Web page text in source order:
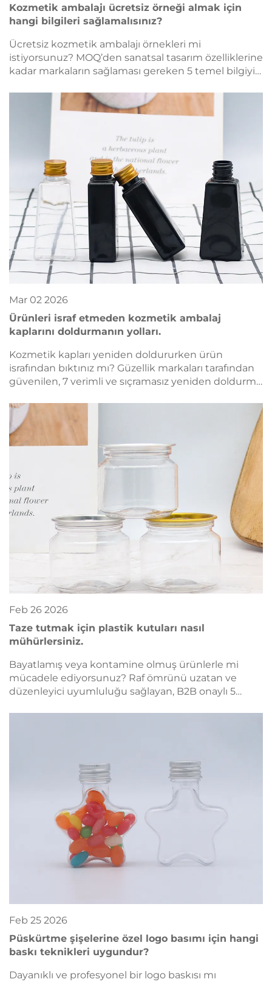
Kozmetik ambalajı ücretsiz örneği almak için
hangi bilgileri sağlamalısınız?
Ücretsiz kozmetik ambalajı örnekleri mi
istiyorsunuz? MOQ’den sanatsal tasarım özelliklerine
kadar markaların sağlaması gereken 5 temel bilgiyi
Mar 02 2026
Ürünleri israf etmeden kozmetik ambalaj
kaplarını doldurmanın yolları.
Kozmetik kapları yeniden doldururken ürün
israfından bıktınız mı? Güzellik markaları tarafından
güvenilen, 7 verimli ve sıçramasız yeniden doldurma
Getirisi) bugün optimize edin.
Feb 26 2026
Taze tutmak için plastik kutuları nasıl
mühürlersiniz.
Bayatlamış veya kontamine olmuş ürünlerle mi
mücadele ediyorsunuz? Raf ömrünü uzatan ve
düzenleyici uyumluluğu sağlayan, B2B onaylı 5
Feb 25 2026
Püskürtme şişelerine özel logo basımı için hangi
baskı teknikleri uygundur?
Dayanıklı ve profesyonel bir logo baskısı mı